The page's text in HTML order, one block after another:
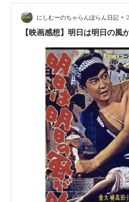
れとも映画やドラマの中だったの
はない。ただ、それほど広く知ら
から、きっと何かの折に自然と耳
にしむーのちゃらんぽらん日記 •
【映画感想】明日は明日の風